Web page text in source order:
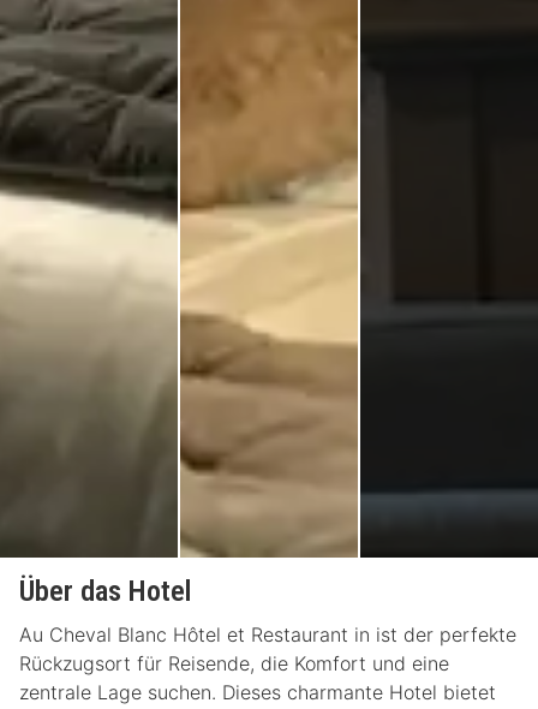
Über das Hotel
Au Cheval Blanc Hôtel et Restaurant in ist der perfekte
Rückzugsort für Reisende, die Komfort und eine
zentrale Lage suchen. Dieses charmante Hotel bietet